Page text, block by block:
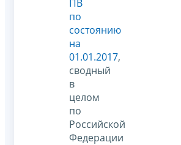
ПВ
по
состоянию
на
01.01.2017,
сводный
в
целом
по
Российской
Федерации